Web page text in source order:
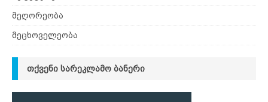
მეღორეობა
მეცხოველეობა
ᲗᲥᲕᲔᲜᲘ ᲡᲐᲠᲔᲙᲚᲐᲛᲝ ᲑᲐᲜᲔᲠᲘ